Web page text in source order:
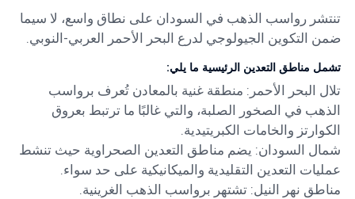
تنتشر رواسب الذهب في السودان على نطاق واسع، لا سيما
ضمن التكوين الجيولوجي لدرع البحر الأحمر العربي-النوبي.
تشمل مناطق التعدين الرئيسية ما يلي:
تلال البحر الأحمر: منطقة غنية بالمعادن تُعرف برواسب
الذهب في الصخور الصلبة، والتي غالبًا ما ترتبط بعروق
الكوارتز والخامات الكبريتيدية.
شمال السودان: يضم مناطق التعدين الصحراوية حيث تنشط
عمليات التعدين التقليدية والميكانيكية على حد سواء.
مناطق نهر النيل: تشتهر برواسب الذهب الغرينية.